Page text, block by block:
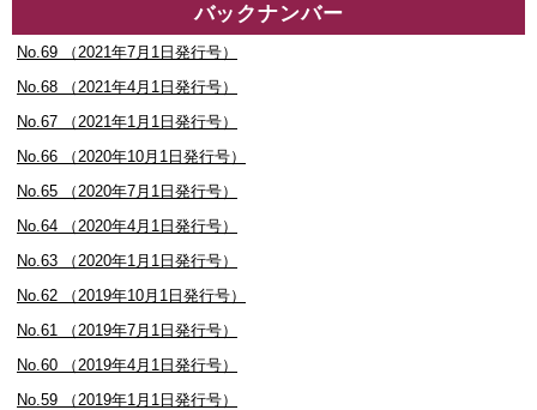
バックナンバー
No.69 （2021年7月1日発行号）
No.68 （2021年4月1日発行号）
No.67 （2021年1月1日発行号）
No.66 （2020年10月1日発行号）
No.65 （2020年7月1日発行号）
No.64 （2020年4月1日発行号）
No.63 （2020年1月1日発行号）
No.62 （2019年10月1日発行号）
No.61 （2019年7月1日発行号）
No.60 （2019年4月1日発行号）
No.59 （2019年1月1日発行号）